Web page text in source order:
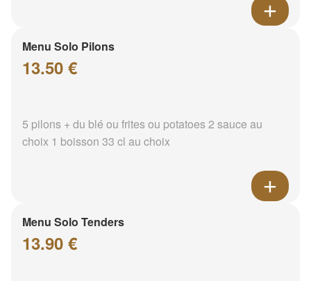
Menu Solo Pilons
13.50 €
5 pilons + du blé ou frites ou potatoes 2 sauce au
choix 1 boisson 33 cl au choix
Menu Solo Tenders
13.90 €